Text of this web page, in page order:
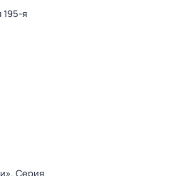
195-я
. Серия